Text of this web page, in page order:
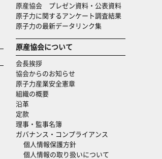
原産協会 プレゼン資料・公表資料
原子力に関するアンケート調査結果
原子力の最新データリンク集
原産協会について
会長挨拶
協会からのお知らせ
原子力産業安全憲章
組織の概要
沿革
定款
理事・監事名簿
ガバナンス・コンプライアンス
個人情報保護方針
個人情報の取り扱いについて